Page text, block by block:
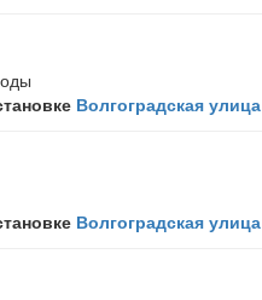
Волгоградская улица
Волгоградская улица